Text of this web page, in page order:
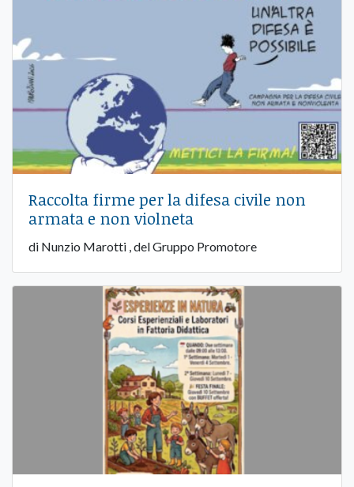
Raccolta firme per la difesa civile non
armata e non violneta
di Nunzio Marotti , del Gruppo Promotore